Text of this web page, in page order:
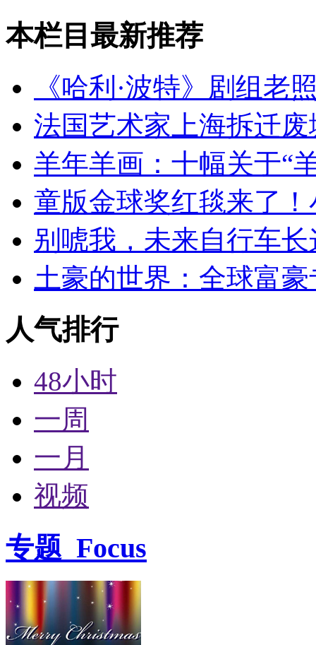
本栏目最新推荐
《哈利·波特》剧组老
法国艺术家上海拆迁
羊年羊画：十幅关于“
童版金球奖红毯来了
别唬我，未来自行车
土豪的世界：全球富
人气排行
48小时
一周
一月
视频
专题 Focus